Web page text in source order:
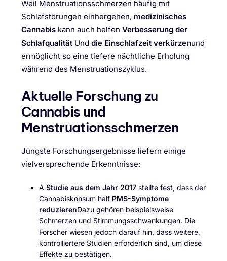
Weil Menstruationsschmerzen häufig mit
Schlafstörungen einhergehen, medizinisches
Cannabis kann auch helfen Verbesserung der
Schlafqualität Und die Einschlafzeit verkürzenund
ermöglicht so eine tiefere nächtliche Erholung
während des Menstruationszyklus.
Aktuelle Forschung zu
Cannabis und
Menstruationsschmerzen
Jüngste Forschungsergebnisse liefern einige
vielversprechende Erkenntnisse:
A Studie aus dem Jahr 2017 stellte fest, dass der
Cannabiskonsum half PMS-Symptome
reduzierenDazu gehören beispielsweise
Schmerzen und Stimmungsschwankungen. Die
Forscher wiesen jedoch darauf hin, dass weitere,
kontrolliertere Studien erforderlich sind, um diese
Effekte zu bestätigen.